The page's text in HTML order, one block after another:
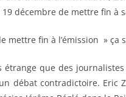
décembre de mettre fin à
mettre fin à l’émission » ça
étrange que des
débat contradictoire. Eric